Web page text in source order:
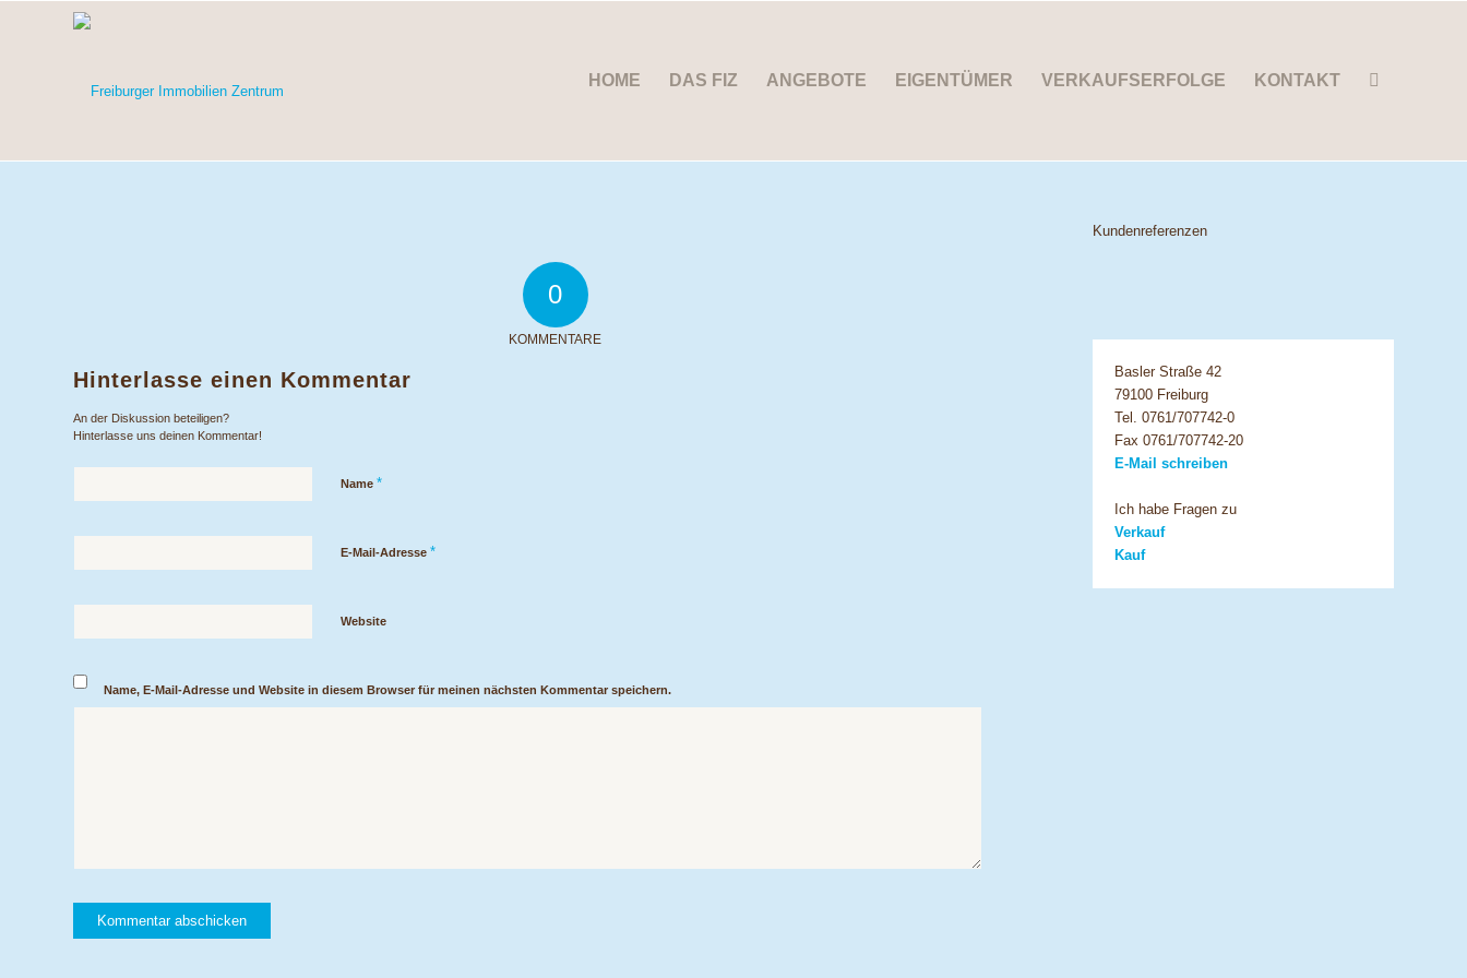
HOME DAS FIZ ANGEBOTE EIGENTÜMER VERKAUFSERFOLGE KONTAKT
0
KOMMENTARE
Hinterlasse einen Kommentar
An der Diskussion beteiligen?
Hinterlasse uns deinen Kommentar!
Name *
E-Mail-Adresse *
Website
Name, E-Mail-Adresse und Website in diesem Browser für meinen nächsten Kommentar speichern.
Kundenreferenzen
Basler Straße 42
79100 Freiburg
Tel. 0761/707742-0
Fax 0761/707742-20
E-Mail schreiben
Ich habe Fragen zu
Verkauf
Kauf